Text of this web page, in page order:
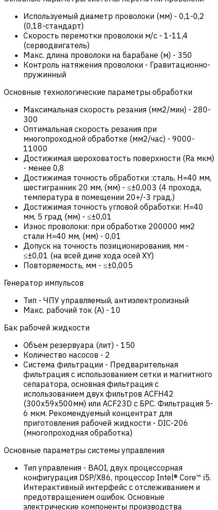
Используемый диаметр проволоки (мм) - 0,1-0,2
(0,18-стандарт)
Скорость перемотки проволоки м/с - 1-11,4
(серводвигатель)
Макс. длина проволоки на барабане (м) - 350
Контроль натяжения проволоки - Гравитационно-
пружинный
Основные технологические параметры обработки
Максимальная скорость резания (мм2/мин) - 280-
300
Оптимальная скорость резания при
многопроходной обработке (мм2/час) - 9000-
11000
Достижимая шероховатость поверхности (Ra мкм)
- менее 0,8
Достижимая точность обработки :сталь, Н=40 мм,
шестигранник 20 мм, (мм) - ≤±0,003 (4 прохода,
температура в помещении 20+/-3 град.)
Достижимая точность угловой обработки: Н=40
мм, 5 град (мм) - ≤±0,01
Износ проволоки: при обработке 200000 мм2
стали Н=40 мм, (мм) - 0,01
Допуск на точность позиционирования, мм -
≤±0,01 (на всей дине хода осей XY)
Повторяемость, мм - ≤±0,005
Генератор импульсов
Тип - ЧПУ управляемый, антиэлектролизный
Макс. рабочий ток (А) - 10
Бак рабочей жидкости
Объем резервуара (лит) - 150
Количество насосов - 2
Система фильтрации - Предварительная
фильтрация с использованием сетки и магнитного
сепаратора, основная фильтрация с
использованием двух фильтров ACFH42
(300x59x500мм) или ACF23D с БРС. Фильтрация 5-
6 мкм. Рекомендуемый концентрат для
приготовления рабочей жидкости - DIC-206
(многопроходная обработка)
Основные параметры системы управления
Тип управления - BAOI, двух процессорная
конфигурация DSP/X86, процессор Intel® Core™ i5.
Интерактивный интерфейс с отслеживанием и
предотвращением ошибок. Основные
электрические компоненты производства